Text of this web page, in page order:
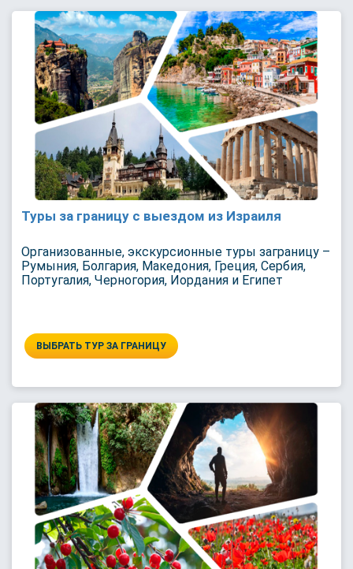
Туры за границу с выездом из Израиля
Организованные, экскурсионные туры заграницу –
Румыния, Болгария, Македония, Греция, Сербия,
Португалия, Черногория, Иордания и Египет
ВЫБРАТЬ ТУР ЗА ГРАНИЦУ